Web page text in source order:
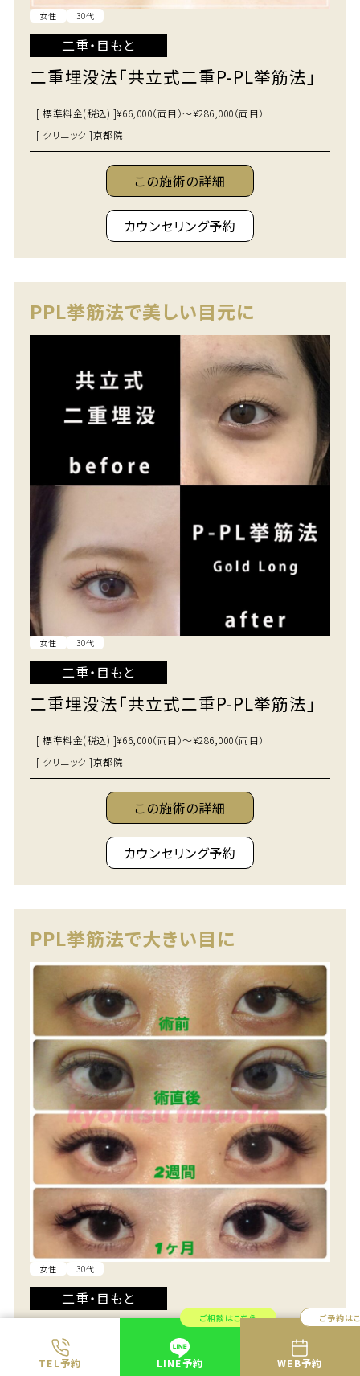
TEL予約
ご相談はこちら
LINE予約
ご予約は
WEB予約
女性 30代
二重・目もと
二重埋没法「共立式二重P-PL挙筋法」
[ 標準料金(税込) ]¥66,000（両目）～¥286,000（両目）
[ クリニック ]京都院
この施術の詳細
カウンセリング予約
PPL挙筋法で美しい目元に
女性 30代
二重・目もと
二重埋没法「共立式二重P-PL挙筋法」
[ 標準料金(税込) ]¥66,000（両目）～¥286,000（両目）
[ クリニック ]京都院
この施術の詳細
カウンセリング予約
PPL挙筋法で大きい目に
女性 30代
二重・目もと
二重埋没法「共立式二重P-PL挙筋法」
[ 標準料金(税込) ] ¥66,000（両目）～¥286,000（両目）